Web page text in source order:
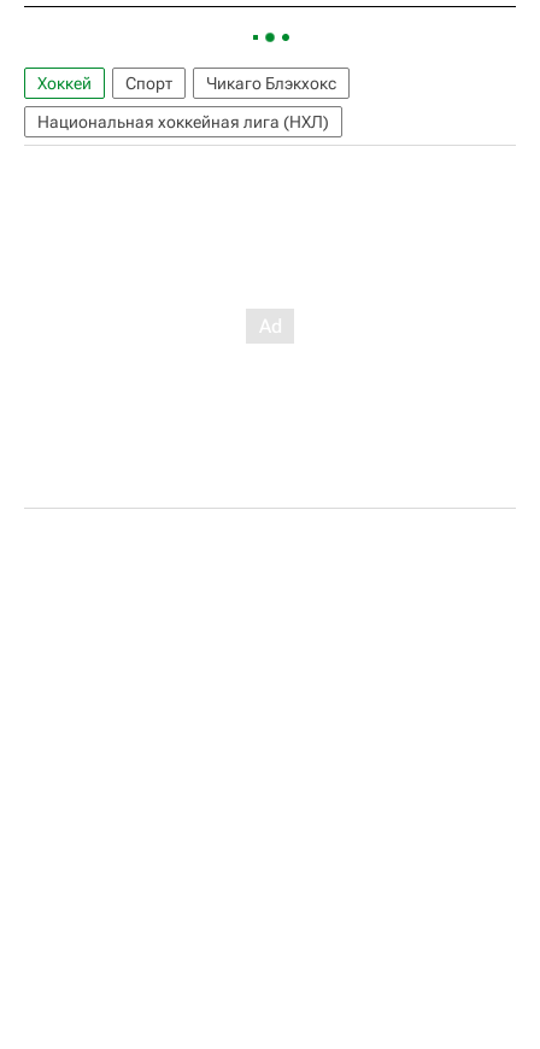
Хоккей Спорт
Чикаго Блэкхокс
Национальная хоккейная лига (НХЛ)